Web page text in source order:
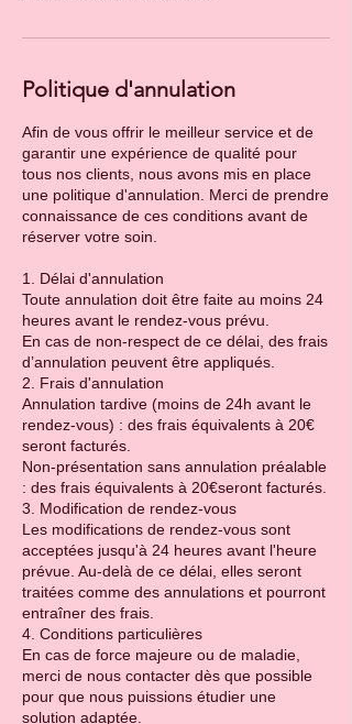
Politique d'annulation
Afin de vous offrir le meilleur service et de
garantir une expérience de qualité pour
tous nos clients, nous avons mis en place
une politique d'annulation. Merci de prendre
connaissance de ces conditions avant de
réserver votre soin.
1. Délai d'annulation
Toute annulation doit être faite au moins 24
heures avant le rendez-vous prévu.
En cas de non-respect de ce délai, des frais
d’annulation peuvent être appliqués.
2. Frais d'annulation
Annulation tardive (moins de 24h avant le
rendez-vous) : des frais équivalents à 20€
seront facturés.
Non-présentation sans annulation préalable
: des frais équivalents à 20€seront facturés.
3. Modification de rendez-vous
Les modifications de rendez-vous sont
acceptées jusqu'à 24 heures avant l'heure
prévue. Au-delà de ce délai, elles seront
traitées comme des annulations et pourront
entraîner des frais.
4. Conditions particulières
En cas de force majeure ou de maladie,
merci de nous contacter dès que possible
pour que nous puissions étudier une
solution adaptée.